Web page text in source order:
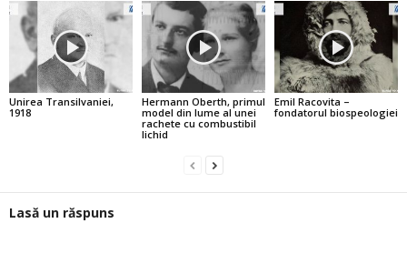
Unirea Transilvaniei,
1918
Hermann Oberth, primul
model din lume al unei
rachete cu combustibil
lichid
Emil Racovita –
fondatorul biospeologiei
Lasă un răspuns